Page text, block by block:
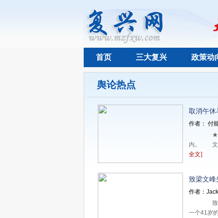
首页 三大复兴 政策动
舆论热点
取消午休
作者： 付
内。 文 |
全文]
致梁文峰
作者：
致梁
一个41岁